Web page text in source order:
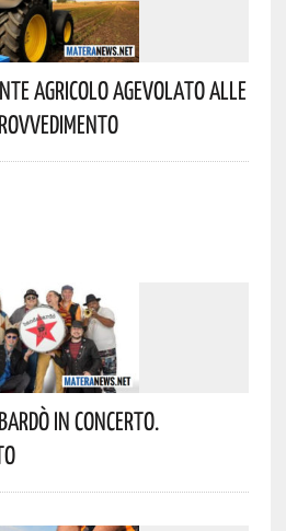
Agricolo Agevolato Alle
In Concerto.